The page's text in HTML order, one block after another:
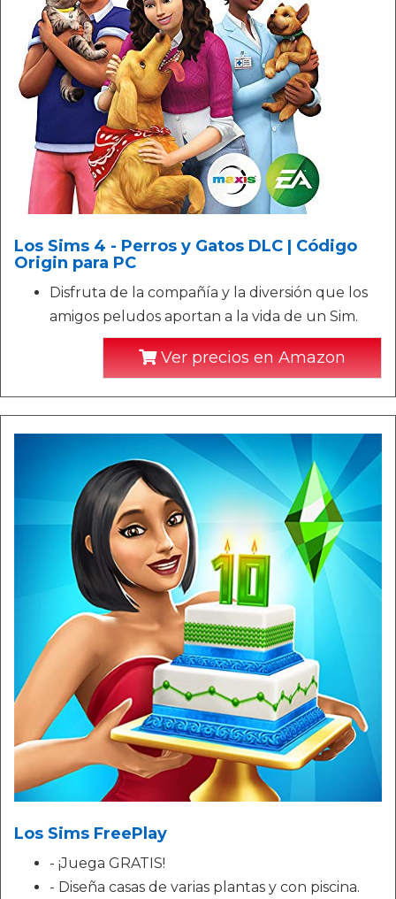
Los Sims 4 - Perros y Gatos DLC | Código
Origin para PC
Disfruta de la compañía y la diversión que los
amigos peludos aportan a la vida de un Sim.
Ver precios en Amazon
Los Sims FreePlay
- ¡Juega GRATIS!
- Diseña casas de varias plantas y con piscina.